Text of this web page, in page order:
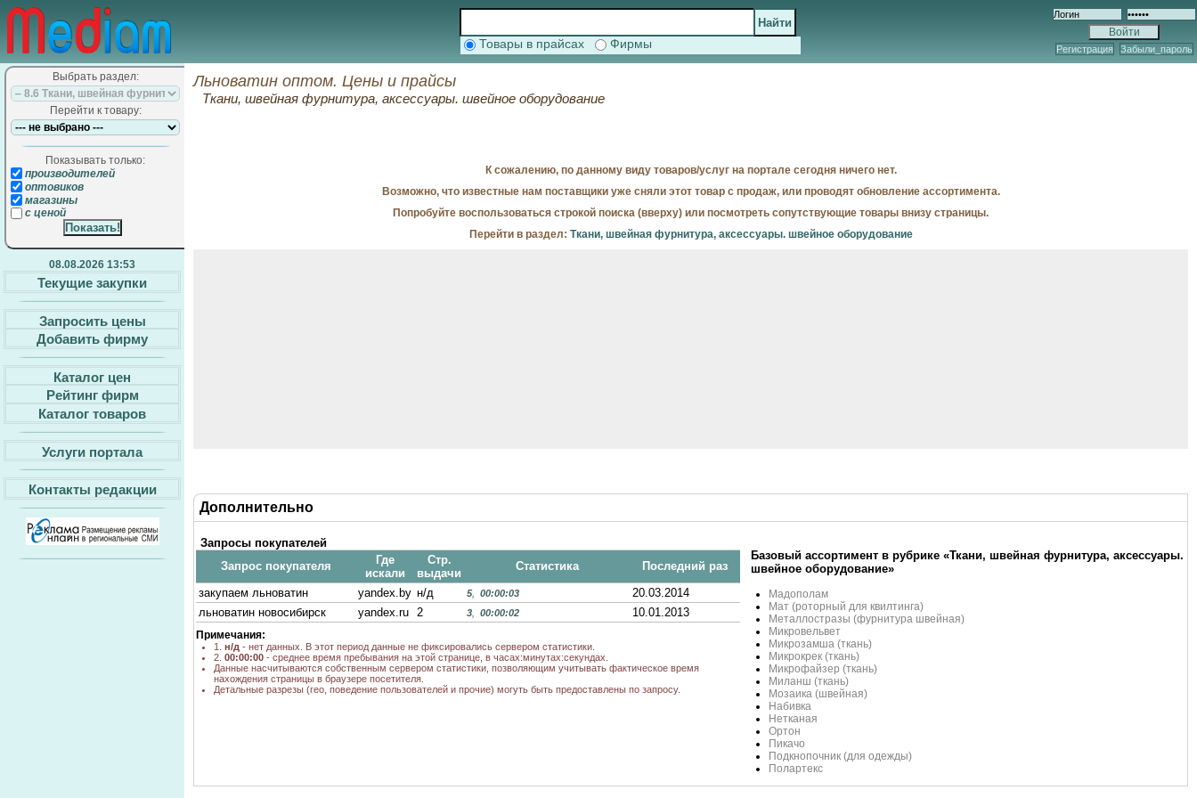
Товары в прайсах Фирмы Регистрация Забыли_пароль
Выбрать раздел:
Перейти к товару:
Показывать только:
производителей
оптовиков
магазины
с ценой
08.08.2026 13:53
Текущие закупки
Запросить цены
Добавить фирму
Каталог цен
Рейтинг фирм
Каталог товаров
Услуги портала
Контакты редакции
Льноватин оптом. Цены и прайсы
Ткани, швейная фурнитура, аксессуары. швейное оборудование
К сожалению, по данному виду товаров/услуг на портале сегодня ничего нет.
Возможно, что известные нам поставщики уже сняли этот товар с продаж, или проводят обновление ассортимента.
Попробуйте воспользоваться строкой поиска (вверху) или посмотреть сопутствующие товары внизу страницы.
Перейти в раздел: Ткани, швейная фурнитура, аксессуары. швейное оборудование
Дополнительно
Запросы покупателей
Запрос покупателя
Где
искали
Стр.
выдачи
Статистика
Последний раз
закупаем льноватин
yandex.by н/д 5, 00:00:03
20.03.2014
льноватин новосибирск
yandex.ru 2 3 00:00:02 10.01.2013
Примечания:
1. н/д - нет данных. В этот период данные не фиксировались сервером статистики.
2. 00:00:00 - среднее время пребывания на этой странице, в часах:минутах:секундах.
Данные насчитываются собственным сервером статистики, позволяющим учитывать фактическое время
нахождения страницы в браузере посетителя.
Детальные разрезы (гео, поведение пользователей и прочие) могуть быть предоставлены по запросу.
Базовый ассортимент в рубрике «Ткани, швейная фурнитура, аксессуары.
швейное оборудование»
Мадополам
Мат (роторный для квилтинга)
Металлостразы (фурнитура швейная)
Микровельвет
Микрозамша (ткань)
Микрокрек (ткань)
Микрофайзер (ткань)
Миланш (ткань)
Мозаика (швейная)
Набивка
Нетканая
Ортон
Пикачо
Подкнопочник (для одежды)
Полартекс